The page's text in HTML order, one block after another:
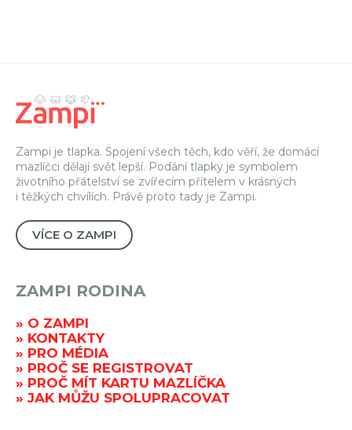
Zampi je tlapka. Spojení všech těch, kdo věří, že domácí
mazlíčci dělají svět lepší. Podání tlapky je symbolem
životního přátelství se zvířecím přítelem v krásných
i těžkých chvílích. Právě proto tady je Zampi.
VÍCE O ZAMPI
ZAMPI RODINA
O ZAMPI
KONTAKTY
PRO MÉDIA
PROČ SE REGISTROVAT
PROČ MÍT KARTU MAZLÍČKA
JAK MŮŽU SPOLUPRACOVAT